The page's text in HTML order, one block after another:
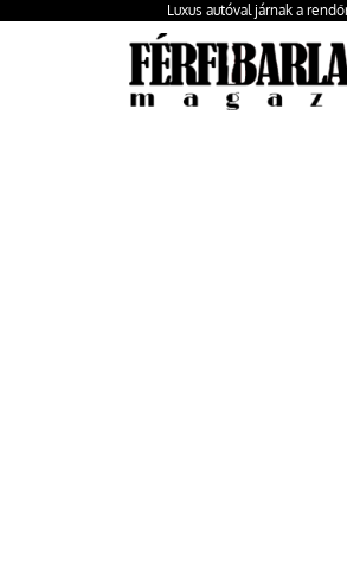
Luxus autóval járnak a